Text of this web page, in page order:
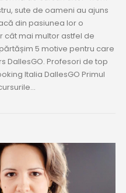
sute de oameni au ajuns
din pasiunea lor o
cât mai multor astfel de
5 motive pentru care
DallesGO. Profesori de top
Italia DallesGO Primul